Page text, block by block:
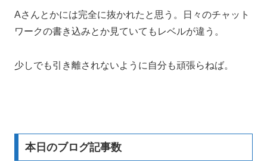
Aさんとかには完全に抜かれたと思う。日々のチャット
ワークの書き込みとか見ていてもレベルが違う。
少しでも引き離されないように自分も頑張らねば。
本日のブログ記事数